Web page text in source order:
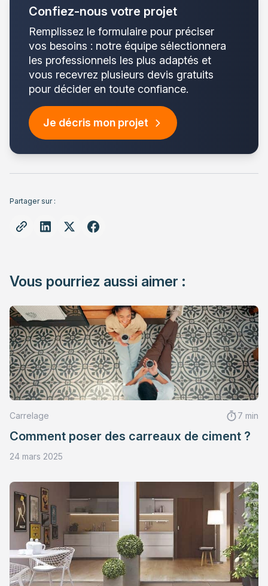
Confiez-nous votre projet
Remplissez le formulaire pour préciser
vos besoins : notre équipe sélectionnera
les professionnels les plus adaptés et
vous recevrez plusieurs devis gratuits
pour décider en toute confiance.
Je décris mon projet
Partager sur :
Vous pourriez aussi aimer :
Carrelage 7 min
Comment poser des carreaux de ciment ?
24 mars 2025